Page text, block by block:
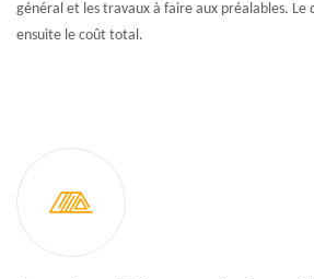
général et les travaux à faire aux préalables. Le
ensuite le coût total.